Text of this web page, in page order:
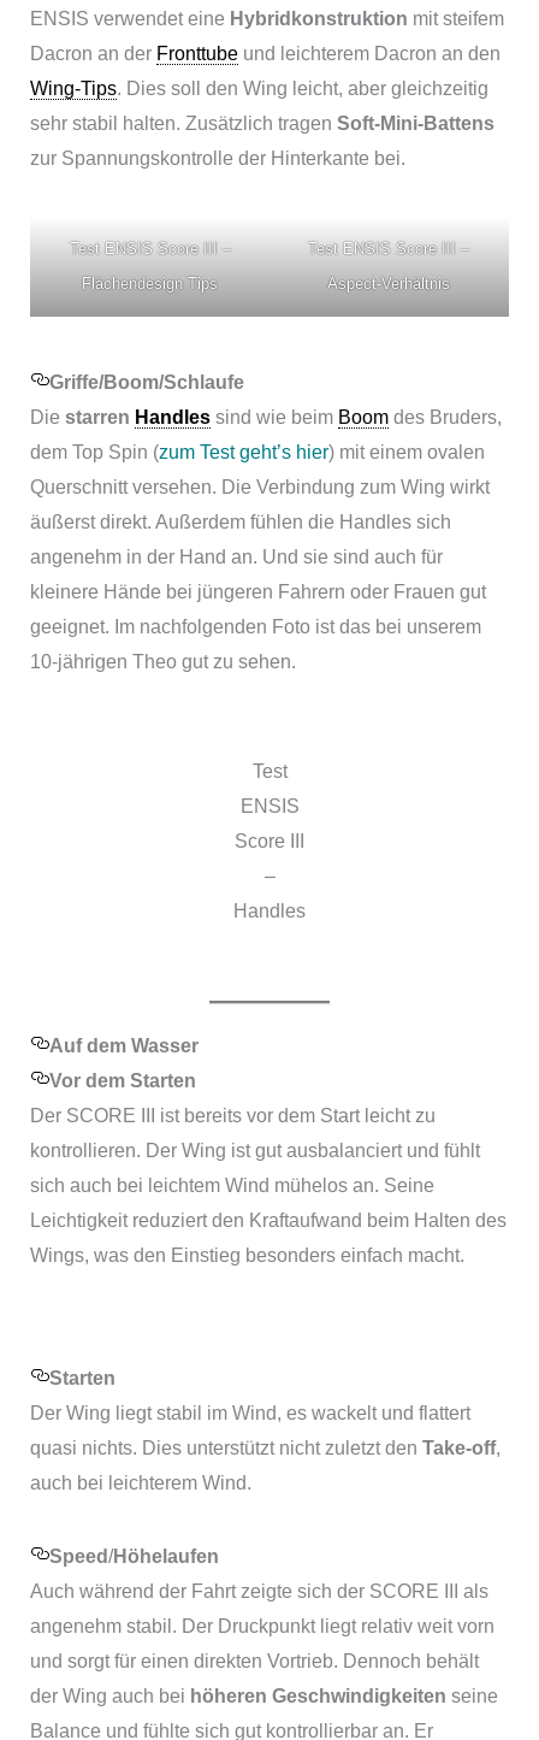
ENSIS verwendet eine Hybridkonstruktion mit steifem
Dacron an der Fronttube und leichterem Dacron an den
Wing-Tips. Dies soll den Wing leicht, aber gleichzeitig
sehr stabil halten. Zusätzlich tragenSoft-Mini-Battens
zur Spannungskontrolle der Hinterkante bei.
Test ENSIS Score III –
Flächendesign Tips
Test ENSIS Score III –
Aspect-Verhältnis
Griffe/Boom/Schlaufe
Die starren Handles sind wie beim Boom des Bruders,
dem Top Spin (zum Test geht’s hier) mit einem ovalen
Querschnitt versehen. Die Verbindung zum Wing wirkt
äußerst direkt. Außerdem fühlen die Handles sich
angenehm in der Hand an. Und sie sind auch für
kleinere Hände bei jüngeren Fahrern oder Frauen gut
geeignet. Im nachfolgenden Foto ist das bei unserem
10-jährigen Theo gut zu sehen.
Test
ENSIS
Score III
–
Handles
Auf dem Wasser
Vor dem Starten
Der SCORE III ist bereits vor dem Start leicht zu
kontrollieren. Der Wing ist gut ausbalanciert und fühlt
sich auch bei leichtem Wind mühelos an. Seine
Leichtigkeit reduziert den Kraftaufwand beim Halten des
Wings, was den Einstieg besonders einfach macht.
Starten
Der Wing liegt stabil im Wind, es wackelt und flattert
quasi nichts. Dies unterstützt nicht zuletzt denTake-off,
auch bei leichterem Wind.
Speed/Höhelaufen
Auch während der Fahrt zeigte sich der SCORE III als
angenehm stabil. Der Druckpunkt liegt relativ weit vorn
und sorgt für einen direkten Vortrieb. Dennoch behält
der Wing auch bei höheren Geschwindigkeiten seine
Balance und fühlte sich gut kontrollierbar an. Er